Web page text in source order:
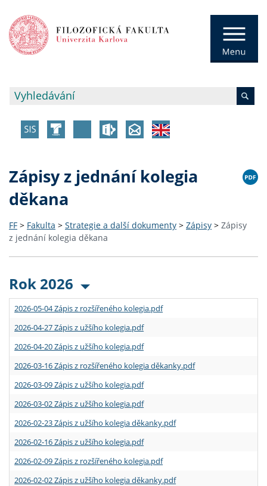
Zápisy z jednání kolegia
děkana
FF > Fakulta > Strategie a další dokumenty > Zápisy > Zápisy
z jednání kolegia děkana
Rok 2026
2026-05-04 Zápis z rozšířeného kolegia.pdf
2026-04-27 Zápis z užšího kolegia.pdf
2026-04-20 Zápis z užšího kolegia.pdf
2026-03-16 Zápis z rozšířeného kolegia děkanky.pdf
2026-03-09 Zápis z užšího kolegia.pdf
2026-03-02 Zápis z užšího kolegia.pdf
2026-02-23 Zápis z užšího kolegia děkanky.pdf
2026-02-16 Zápis z užšího kolegia.pdf
2026-02-09 Zápis z rozšířeného kolegia.pdf
2026-02-02 Zápis z užšího kolegia děkanky.pdf